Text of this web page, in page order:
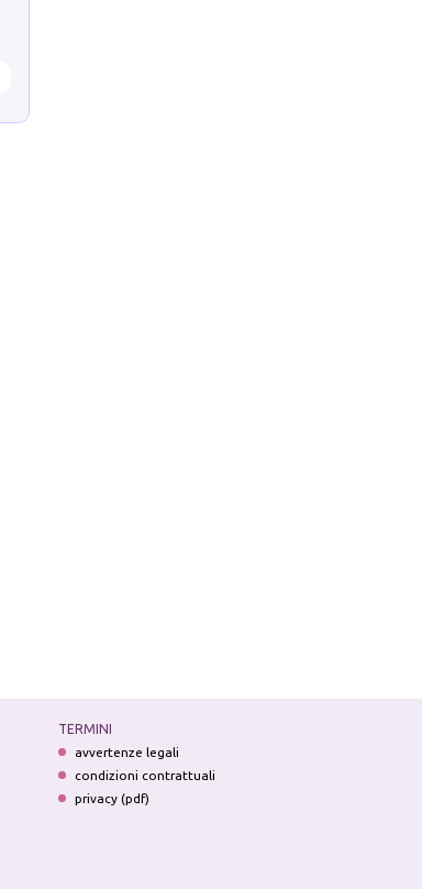
TERMINI
avvertenze legali
condizioni contrattuali
privacy (pdf)